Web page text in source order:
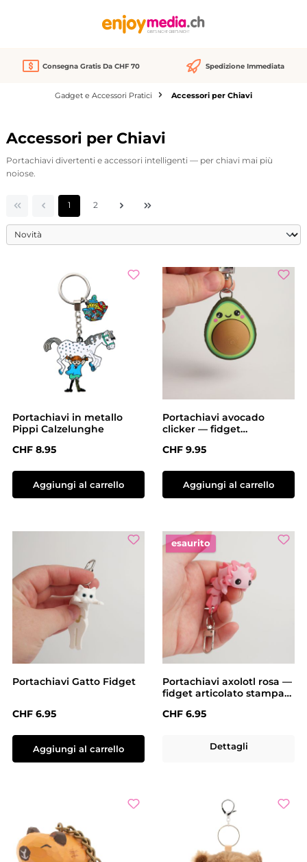
Consegna Gratis Da CHF 70 Spedizione Immediata
Gadget e Accessori Pratici Accessori per Chiavi
Accessori per Chiavi
Portachiavi divertenti e accessori intelligenti — per chiavi mai più
noiose.
Pagina
1 Pagina
2
Portachiavi in metallo
Pippi Calzelunghe
Prezzo normale:
CHF 8.95
Aggiungi al carrello
Portachiavi avocado
clicker — fidget
3D
Prezzo normale:
CHF 9.95
Aggiungi al carrello
Portachiavi Gatto Fidget
Prezzo normale:
CHF 6.95
Aggiungi al carrello
esaurito
Portachiavi axolotl rosa —
fidget articolato stampato
Prezzo normale:
CHF 6.95
Dettagli